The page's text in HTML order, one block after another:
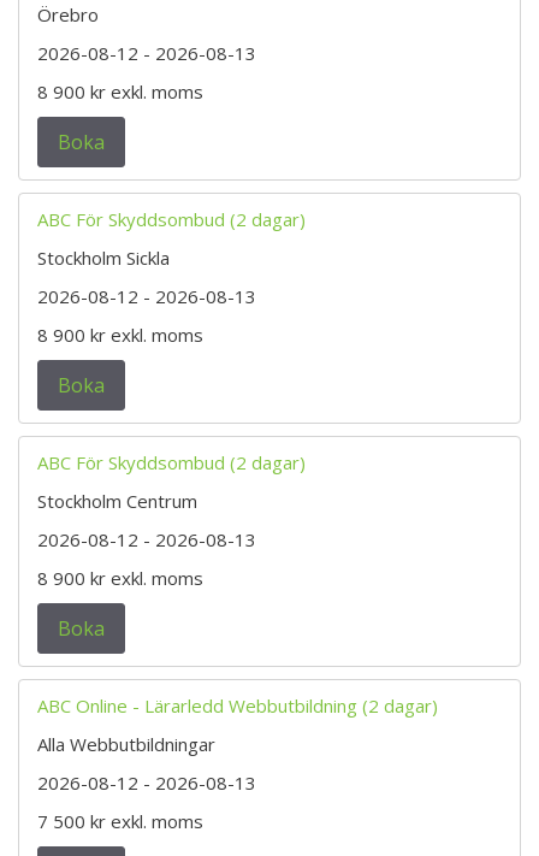
Örebro
2026-08-12 - 2026-08-13
8 900 kr exkl. moms
Boka
ABC För Skyddsombud (2 dagar)
Stockholm Sickla
2026-08-12 - 2026-08-13
8 900 kr exkl. moms
Boka
ABC För Skyddsombud (2 dagar)
Stockholm Centrum
2026-08-12 - 2026-08-13
8 900 kr exkl. moms
Boka
ABC Online - Lärarledd Webbutbildning (2 dagar)
Alla Webbutbildningar
2026-08-12 - 2026-08-13
7 500 kr exkl. moms